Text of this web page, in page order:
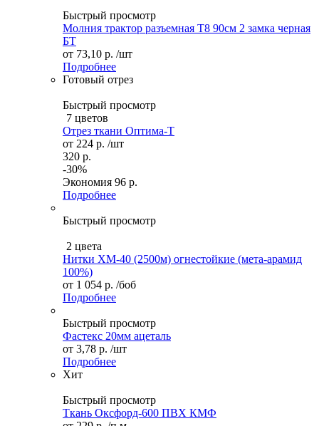
Быстрый просмотр
Молния трактор разъемная Т8 90см 2 замка черная
БТ
от 73,10 р. /шт
Подробнее
Готовый отрез
Быстрый просмотр
7 цветов
Отрез ткани Оптима-Т
от 224 р. /шт
320 р.
-30%
Экономия 96 р.
Подробнее
Быстрый просмотр
2 цвета
Нитки ХМ-40 (2500м) огнестойкие (мета-арамид
100%)
от 1 054 р. /боб
Подробнее
Быстрый просмотр
Фастекс 20мм ацеталь
от 3,78 р. /шт
Подробнее
Хит
Быстрый просмотр
Ткань Оксфорд-600 ПВХ КМФ